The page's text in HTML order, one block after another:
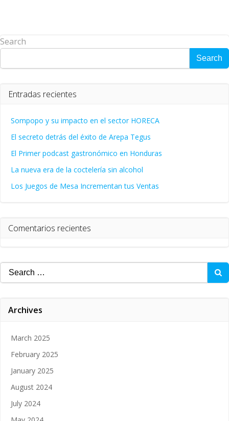
Search
Search
Entradas recientes
Sompopo y su impacto en el sector HORECA
El secreto detrás del éxito de Arepa Tegus
El Primer podcast gastronómico en Honduras
La nueva era de la coctelería sin alcohol
Los Juegos de Mesa Incrementan tus Ventas
Comentarios recientes
Search
for:
Archives
March 2025
February 2025
January 2025
August 2024
July 2024